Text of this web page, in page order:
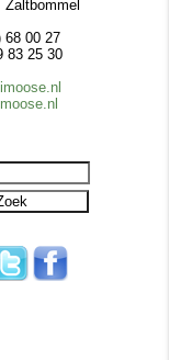
68 00 27
83 25 30